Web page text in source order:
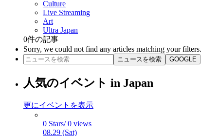
Culture
Live Streaming
Art
Ultra Japan
0件の記事
Sorry, we could not find any articles matching your filters.
ニュースを検索 GOOGLE
人気のイベント in Japan
更にイベントを表示
0 Stars/ 0 views
08.29 (Sat)